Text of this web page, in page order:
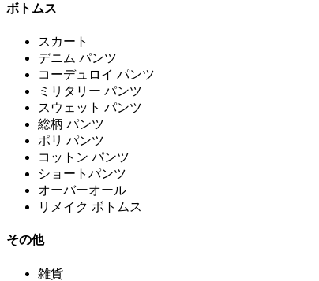
ボトムス
スカート
デニム パンツ
コーデュロイ パンツ
ミリタリー パンツ
スウェット パンツ
総柄 パンツ
ポリ パンツ
コットン パンツ
ショートパンツ
オーバーオール
リメイク ボトムス
その他
雑貨